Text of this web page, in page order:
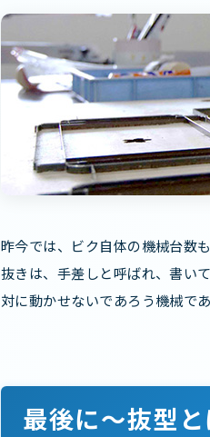
昨今では、ビク自体の機械台数
抜きは、手差しと呼ばれ、書い
対に動かせないであろう機械で
最後に～抜型と